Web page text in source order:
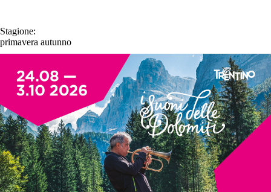
Stagione:
primavera autunno